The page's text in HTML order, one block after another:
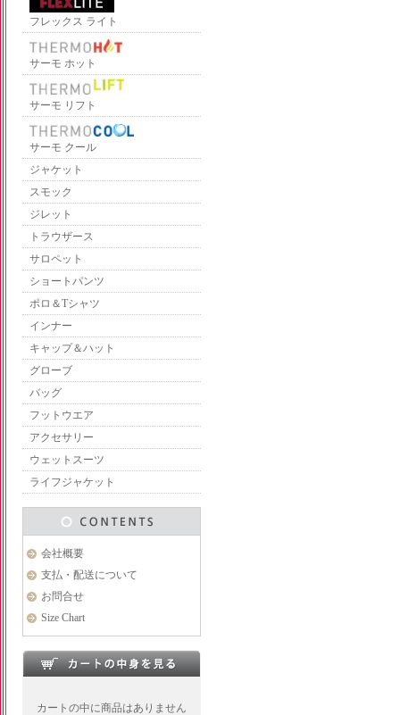
フレックス ライト
サーモ ホット
サーモ リフト
サーモ クール
ジャケット
スモック
ジレット
トラウザース
サロペット
ショートパンツ
ポロ＆Tシャツ
インナー
キャップ＆ハット
グローブ
バッグ
フットウエア
アクセサリー
ウェットスーツ
ライフジャケット
会社概要
支払・配送について
お問合せ
Size Chart
カートの中に商品はありません